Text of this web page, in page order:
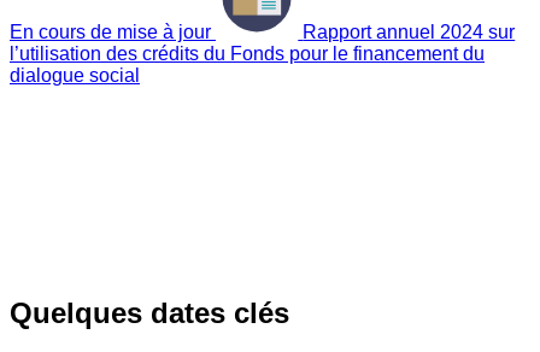
En cours de mise à jour
Rapport annuel 2024 sur
l’utilisation des crédits du Fonds pour le financement du
dialogue social
Quelques dates clés